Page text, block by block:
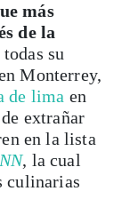
más
de la
su
Monterrey,
de lima en
extrañar
en la lista
, la cual
culinarias